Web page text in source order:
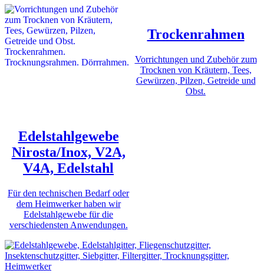
Trockenrahmen
Vorrichtungen und Zubehör zum
Trocknen von Kräutern, Tees,
Gewürzen, Pilzen, Getreide und
Obst.
Edelstahlgewebe
Nirosta/Inox, V2A,
V4A, Edelstahl
Für den technischen Bedarf oder
dem Heimwerker haben wir
Edelstahlgewebe für die
verschiedensten Anwendungen.